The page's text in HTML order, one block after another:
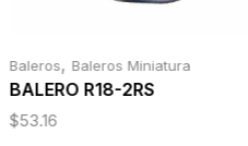
Baleros, Baleros Miniatura
BALERO R18-2RS
$53.16